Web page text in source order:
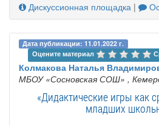
Дискуссионная площадка |
Дата публикации: 11.01.2022 г.
Оцените материал
Колмакова Наталья
МБОУ «Сосновская СОШ» ,
«Дидактические игры как
младших